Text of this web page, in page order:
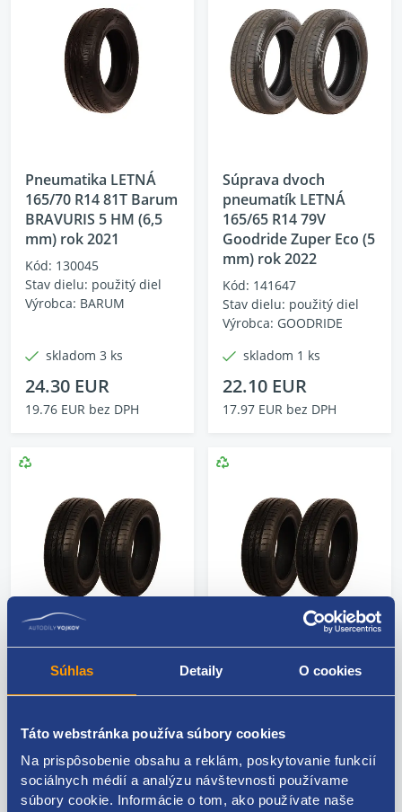
Súhlas Detaily O cookies
Táto webstránka používa súbory cookies
Na prispôsobenie obsahu a reklám, poskytovanie funkcií
sociálnych médií a analýzu návštevnosti používame
súbory cookie. Informácie o tom, ako používate naše
Pneumatika LETNÁ
165/70 R14 81T Barum
BRAVURIS 5 HM (6,5
mm) rok 2021
Kód: 130045
Stav dielu: použitý diel
Výrobca: BARUM
skladom 3 ks
24.30 EUR
19.76 EUR bez DPH
Súprava dvoch
pneumatík LETNÁ
165/65 R14 79V
Goodride Zuper Eco (5
mm) rok 2022
Kód: 141647
Stav dielu: použitý diel
Výrobca: GOODRIDE
skladom 1 ks
22.10 EUR
17.97 EUR bez DPH
Súprava dvoch
LAUFENN LK41 G Fit
EQ+ (7,5 mm) rok 2025
Kód: 122710
Stav dielu: použitý diel
Súprava dvoch
LAUFENN LK41 G Fit
EQ+ (7 mm) rok 2025
Kód: 122654
Stav dielu: použitý diel